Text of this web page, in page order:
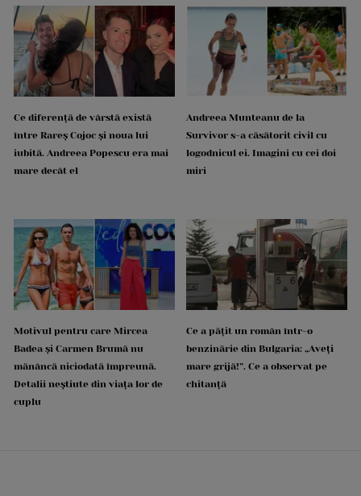
Ce diferență de vârstă există
între Rareș Cojoc și noua lui
iubită. Andreea Popescu era mai
mare decât el
Andreea Munteanu de la
Survivor s-a căsătorit civil cu
logodnicul ei. Imagini cu cei doi
miri
Motivul pentru care Mircea
Badea și Carmen Brumă nu
mănâncă niciodată împreună.
Detalii neștiute din viața lor de
cuplu
Ce a pățit un român într-o
benzinărie din Bulgaria: „Aveți
mare grijă!”. Ce a observat pe
chitanță